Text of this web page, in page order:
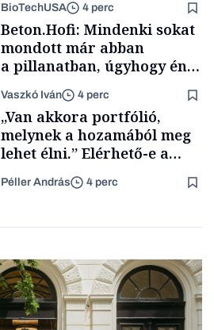
BioTechUSA 4 perc
Beton.Hofi: Mindenki sokat
mondott már abban
a pillanatban, úgyhogy én
gondolataimat akartam
kimondani
Vaszkó Iván 4 perc
„Van akkora portfólió,
melynek a hozamából meg
lehet élni.” Elérhető-e a
anyagi függetlenség?
Péller András 4 perc